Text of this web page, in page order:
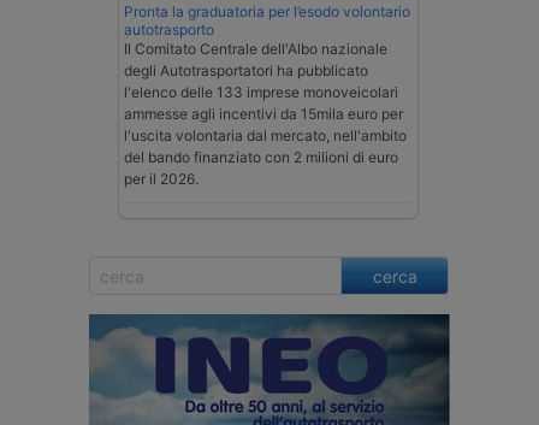
Pronta la graduatoria per l’esodo volontario
autotrasporto
Il Comitato Centrale dell'Albo nazionale
degli Autotrasportatori ha pubblicato
l'elenco delle 133 imprese monoveicolari
ammesse agli incentivi da 15mila euro per
l'uscita volontaria dal mercato, nell'ambito
del bando finanziato con 2 milioni di euro
per il 2026.
cerca